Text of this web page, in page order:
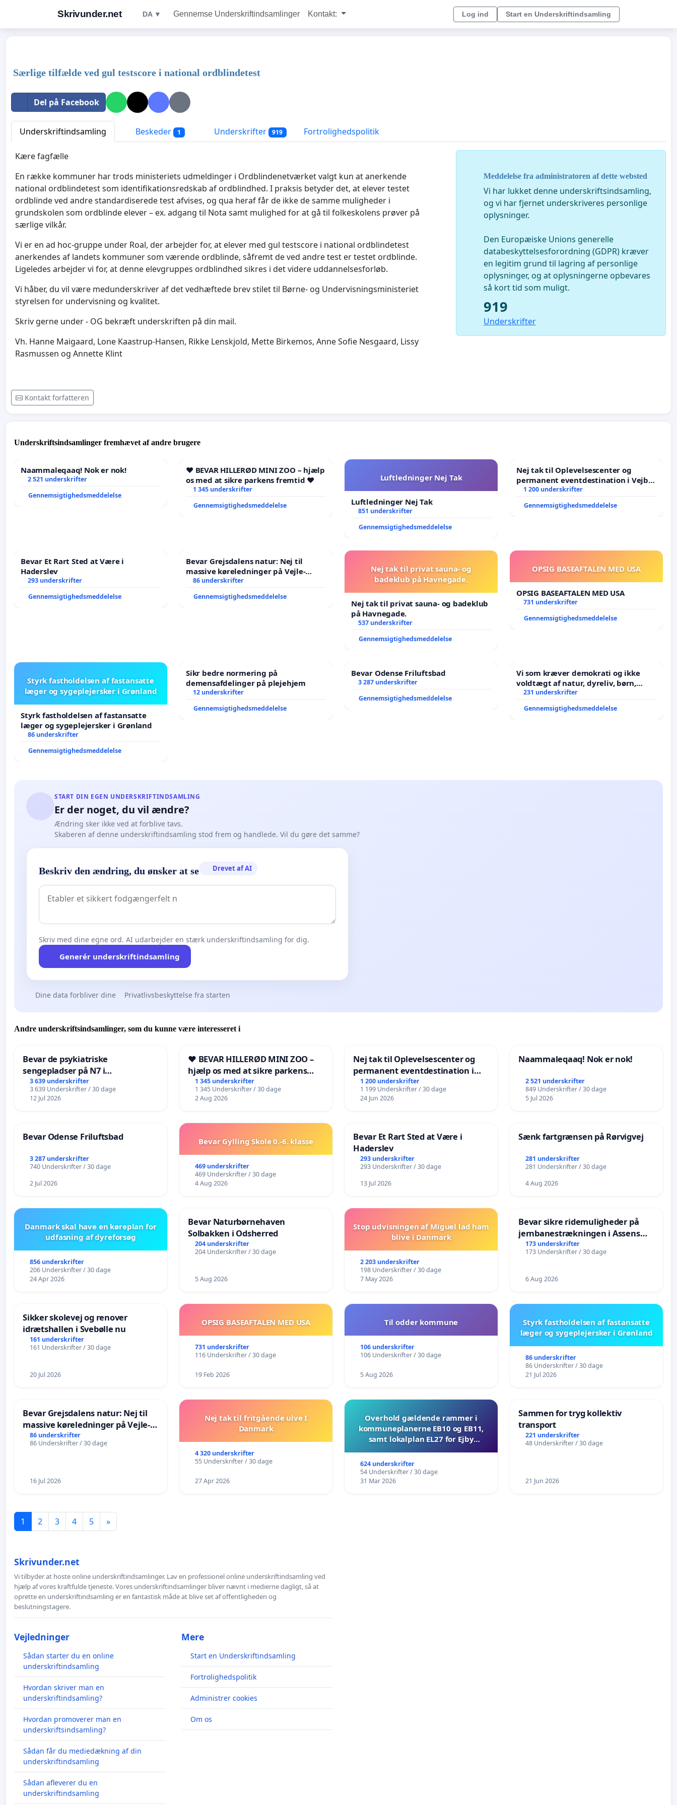
Skrivunder.net DA ▼ Gennemse Underskriftindsamlinger Kontakt: Log ind Start en Underskriftindsamling
Særlige tilfælde ved gul testscore i national ordblindetest
Del på Facebook
Underskriftindsamling Beskeder 1 Underskrifter 919 Fortrolighedspolitik
Kære fagfælle
En række kommuner har trods ministeriets udmeldinger i Ordblindenetværket valgt kun at anerkende
national ordblindetest som identifikationsredskab af ordblindhed. I praksis betyder det, at elever testet
ordblinde ved andre standardiserede test afvises, og qua heraf får de ikke de samme muligheder i
grundskolen som ordblinde elever – ex. adgang til Nota samt mulighed for at gå til folkeskolens prøver på
særlige vilkår.
Vi er en ad hoc-gruppe under Roal, der arbejder for, at elever med gul testscore i national ordblindetest
anerkendes af landets kommuner som værende ordblinde, såfremt de ved andre test er testet ordblinde.
Ligeledes arbejder vi for, at denne elevgruppes ordblindhed sikres i det videre uddannelsesforløb.
Vi håber, du vil være medunderskriver af det vedhæftede brev stilet til Børne- og Undervisningsministeriet
styrelsen for undervisning og kvalitet.
Skriv gerne under - OG bekræft underskriften på din mail.
Vh. Hanne Maigaard, Lone Kaastrup-Hansen, Rikke Lenskjold, Mette Birkemos, Anne Sofie Nesgaard, Lissy
Rasmussen og Annette Klint
Kontakt forfatteren
Meddelelse fra administratoren af dette websted
Vi har lukket denne underskriftsindsamling,
og vi har fjernet underskriveres personlige
oplysninger.
Den Europæiske Unions generelle
databeskyttelsesforordning (GDPR) kræver
en legitim grund til lagring af personlige
oplysninger, og at oplysningerne opbevares
så kort tid som muligt.
919
Underskrifter
Underskriftsindsamlinger fremhævet af andre brugere
Naammaleqaaq! Nok er nok!
2 521 underskrifter
Gennemsigtighedsmeddelelse
❤️ BEVAR HILLERØD MINI ZOO – hjælp
os med at sikre parkens fremtid ❤️
1 345 underskrifter
Gennemsigtighedsmeddelelse
Luftledninger Nej Tak
Luftledninger Nej Tak
851 underskrifter
Gennemsigtighedsmeddelelse
Nej tak til Oplevelsescenter og
permanent eventdestination i Vejby
- Ja tak til et levende lokalområde i
1 200 underskrifter
Gennemsigtighedsmeddelelse
Bevar Et Rart Sted at Være i
Haderslev
293 underskrifter
Gennemsigtighedsmeddelelse
Bevar Grejsdalens natur: Nej til
massive køreledninger på Vejle-
Struer-banen
86 underskrifter
Gennemsigtighedsmeddelelse
Nej tak til privat sauna- og
badeklub på Havnegade.
Nej tak til privat sauna- og badeklub
på Havnegade.
537 underskrifter
Gennemsigtighedsmeddelelse
OPSIG BASEAFTALEN MED USA
OPSIG BASEAFTALEN MED USA
731 underskrifter
Gennemsigtighedsmeddelelse
Styrk fastholdelsen af fastansatte
læger og sygeplejersker i Grønland
Styrk fastholdelsen af fastansatte
læger og sygeplejersker i Grønland
86 underskrifter
Gennemsigtighedsmeddelelse
Sikr bedre normering på
demensafdelinger på plejehjem
12 underskrifter
Gennemsigtighedsmeddelelse
Bevar Odense Friluftsbad
3 287 underskrifter
Gennemsigtighedsmeddelelse
Vi som kræver demokrati og ikke
voldtægt af natur, dyreliv, børn,
unge Borgene har sagt NEJ i mange
231 underskrifter
Gennemsigtighedsmeddelelse
START DIN EGEN UNDERSKRIFTINDSAMLING
Er der noget, du vil ændre?
Ændring sker ikke ved at forblive tavs.
Skaberen af denne underskriftindsamling stod frem og handlede. Vil du gøre det samme?
Beskriv den ændring, du ønsker at se Drevet af AI
Skriv med dine egne ord. AI udarbejder en stærk underskriftindsamling for dig.
Generér underskriftindsamling
Dine data forbliver dine Privatlivsbeskyttelse fra starten
Andre underskriftsindsamlinger, som du kunne være interesseret i
Bevar de psykiatriske
sengepladser på N7 i
Frederikshavn
3 639 underskrifter
3 639 Underskrifter / 30 dage
12 Jul 2026
❤️ BEVAR HILLERØD MINI ZOO –
hjælp os med at sikre parkens
fremtid ❤️
1 345 underskrifter
1 345 Underskrifter / 30 dage
2 Aug 2026
Nej tak til Oplevelsescenter og
permanent eventdestination i
Vejby - Ja tak til et levende
lokalområde i balance
1 200 underskrifter
1 199 Underskrifter / 30 dage
24 Jun 2026
Naammaleqaaq! Nok er nok!
2 521 underskrifter
849 Underskrifter / 30 dage
5 Jul 2026
Bevar Odense Friluftsbad
3 287 underskrifter
740 Underskrifter / 30 dage
2 Jul 2026
Bevar Gylling Skole 0.-6. klasse
469 underskrifter
469 Underskrifter / 30 dage
4 Aug 2026
Bevar Et Rart Sted at Være i
Haderslev
293 underskrifter
293 Underskrifter / 30 dage
13 Jul 2026
Sænk fartgrænsen på Rørvigvej
281 underskrifter
281 Underskrifter / 30 dage
4 Aug 2026
Danmark skal have en køreplan for
udfasning af dyreforsøg
856 underskrifter
206 Underskrifter / 30 dage
24 Apr 2026
Bevar Naturbørnehaven
Solbakken i Odsherred
204 underskrifter
204 Underskrifter / 30 dage
5 Aug 2026
Stop udvisningen af Miguel lad ham
blive i Danmark
2 203 underskrifter
198 Underskrifter / 30 dage
7 May 2026
Bevar sikre ridemuligheder på
jernbanestrækningen i Assens
Kommune
173 underskrifter
173 Underskrifter / 30 dage
6 Aug 2026
Sikker skolevej og renover
idrætshallen i Svebølle nu
161 underskrifter
161 Underskrifter / 30 dage
20 Jul 2026
OPSIG BASEAFTALEN MED USA
731 underskrifter
116 Underskrifter / 30 dage
19 Feb 2026
Til odder kommune
106 underskrifter
106 Underskrifter / 30 dage
5 Aug 2026
Styrk fastholdelsen af fastansatte
læger og sygeplejersker i Grønland
86 underskrifter
86 Underskrifter / 30 dage
21 Jul 2026
Bevar Grejsdalens natur: Nej til
massive køreledninger på Vejle-
Struer-banen
86 underskrifter
86 Underskrifter / 30 dage
16 Jul 2026
Nej tak til fritgående ulve I
Danmark
4 320 underskrifter
55 Underskrifter / 30 dage
27 Apr 2026
Overhold gældende rammer i
kommuneplanerne EB10 og EB11,
samt lokalplan EL27 for Ejby
624 underskrifter
54 Underskrifter / 30 dage
31 Mar 2026
Sammen for tryg kollektiv
transport
221 underskrifter
48 Underskrifter / 30 dage
21 Jun 2026
1 2 3 4 5 »
Skrivunder.net
Vi tilbyder at hoste online underskriftindsamlinger. Lav en professionel online underskriftindsamling ved
hjælp af vores kraftfulde tjeneste. Vores underskriftindsamlinger bliver nævnt i medierne dagligt, så at
oprette en underskriftindsamling er en fantastisk måde at blive set af offentligheden og
beslutningstagere.
Vejledninger
Sådan starter du en online
underskriftindsamling
Hvordan skriver man en
underskriftindsamling?
Hvordan promoverer man en
underskriftsindsamling?
Sådan får du mediedækning af din
underskriftindsamling
Sådan afleverer du en
underskriftindsamling
Mere
Start en Underskriftindsamling
Fortrolighedspolitik
Administrer cookies
Om os